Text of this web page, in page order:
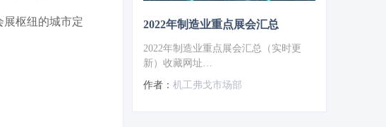
展枢纽的城市定 2022年制造业重点展会汇总
2022年制造业重点展会汇总（实时更
新）收藏网址
https://expo.vogel.com.cn/c/2021-12-
22/1150751.shtml
作者： 机工弗戈市场部